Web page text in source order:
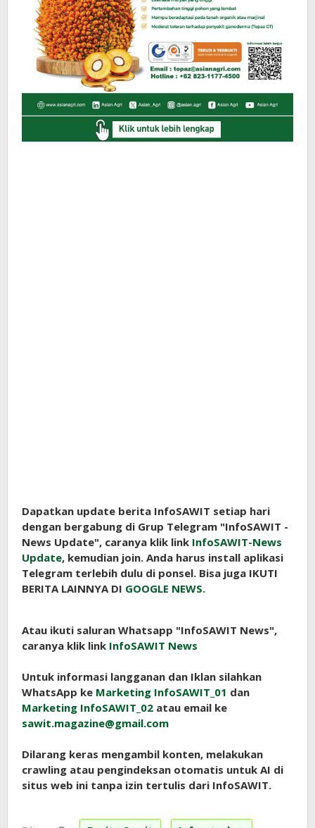
Dapatkan update berita InfoSAWIT setiap hari
dengan bergabung di Grup Telegram "InfoSAWIT -
News Update", caranya klik link InfoSAWIT-News
Update, kemudian join. Anda harus install aplikasi
Telegram terlebih dulu di ponsel. Bisa juga IKUTI
BERITA LAINNYA DI GOOGLE NEWS.
Atau ikuti saluran Whatsapp "InfoSAWIT News",
caranya klik link InfoSAWIT News
Untuk informasi langganan dan Iklan silahkan
WhatsApp ke Marketing InfoSAWIT_01 dan
Marketing InfoSAWIT_02 atau email ke
sawit.magazine@gmail.com
Dilarang keras mengambil konten, melakukan
crawling atau pengindeksan otomatis untuk AI di
situs web ini tanpa izin tertulis dari InfoSAWIT.